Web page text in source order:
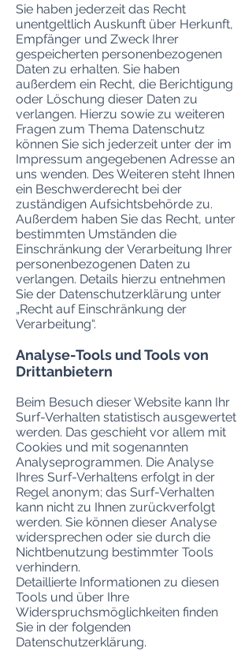
Sie haben jederzeit das Recht
unentgeltlich Auskunft über Herkunft,
Empfänger und Zweck Ihrer
gespeicherten personenbezogenen
Daten zu erhalten. Sie haben
außerdem ein Recht, die Berichtigung
oder Löschung dieser Daten zu
verlangen. Hierzu sowie zu weiteren
Fragen zum Thema Datenschutz
können Sie sich jederzeit unter der im
Impressum angegebenen Adresse an
uns wenden. Des Weiteren steht Ihnen
ein Beschwerderecht bei der
zuständigen Aufsichtsbehörde zu.
Außerdem haben Sie das Recht, unter
bestimmten Umständen die
Einschränkung der Verarbeitung Ihrer
personenbezogenen Daten zu
verlangen. Details hierzu entnehmen
Sie der Datenschutzerklärung unter
„Recht auf Einschränkung der
Verarbeitung“.
Analyse-Tools und Tools von
Drittanbietern
Beim Besuch dieser Website kann Ihr
Surf-Verhalten statistisch ausgewertet
werden. Das geschieht vor allem mit
Cookies und mit sogenannten
Analyseprogrammen. Die Analyse
Ihres Surf-Verhaltens erfolgt in der
Regel anonym; das Surf-Verhalten
kann nicht zu Ihnen zurückverfolgt
werden. Sie können dieser Analyse
widersprechen oder sie durch die
Nichtbenutzung bestimmter Tools
verhindern.
Detaillierte Informationen zu diesen
Tools und über Ihre
Widerspruchsmöglichkeiten finden
Sie in der folgenden
Datenschutzerklärung.